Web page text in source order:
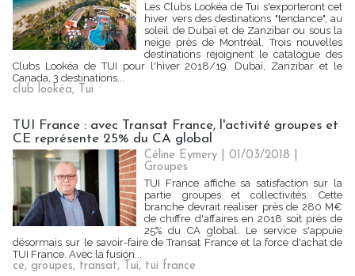
Les Clubs Lookéa de Tui s'exporteront cet
hiver vers des destinations "tendance", au
soleil de Dubaï et de Zanzibar ou sous la
neige près de Montréal. Trois nouvelles
destinations rejoignent le catalogue des
Clubs Lookéa de TUI pour l'hiver 2018/19. Dubaï, Zanzibar et le
Canada, 3 destinations...
club lookéa, Tui
TUI France : avec Transat France, l'activité groupes et
CE représente 25% du CA global
Céline Eymery | 01/03/2018
Groupes
TUI France affiche sa satisfaction sur la
partie groupes et collectivités. Cette
branche devrait réaliser près de 280 M€
de chiffre d'affaires en 2018 soit près de
25% du CA global. Le service s'appuie
désormais sur le savoir-faire de Transat France et la force d'achat de
TUI France. Avec la fusion...
ce, groupes, transat, Tui, tui france